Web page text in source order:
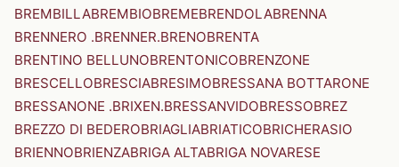
BREMBILLABREMBIOBREMEBRENDOLABRENNA
BRENNERO .BRENNER.BRENOBRENTA
BRENTINO BELLUNOBRENTONICOBRENZONE
BRESCELLOBRESCIABRESIMOBRESSANA BOTTARONE
BRESSANONE .BRIXEN.BRESSANVIDOBRESSOBREZ
BREZZO DI BEDEROBRIAGLIABRIATICOBRICHERASIO
BRIENNOBRIENZABRIGA ALTABRIGA NOVARESE